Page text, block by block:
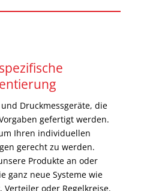
Druckmessgeräte, die
gefertigt werden.
Ihren individuellen
gerecht zu werden.
Produkte an oder
ganz neue Systeme wie
Verteiler oder Regelkreise.